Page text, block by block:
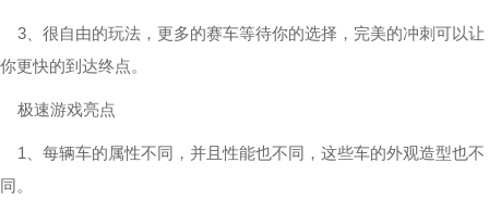
3、很自由的玩法，更多的赛车等待你的选择，完美的冲刺可以让
你更快的到达终点。
极速游戏亮点
1、每辆车的属性不同，并且性能也不同，这些车的外观造型也不
同。